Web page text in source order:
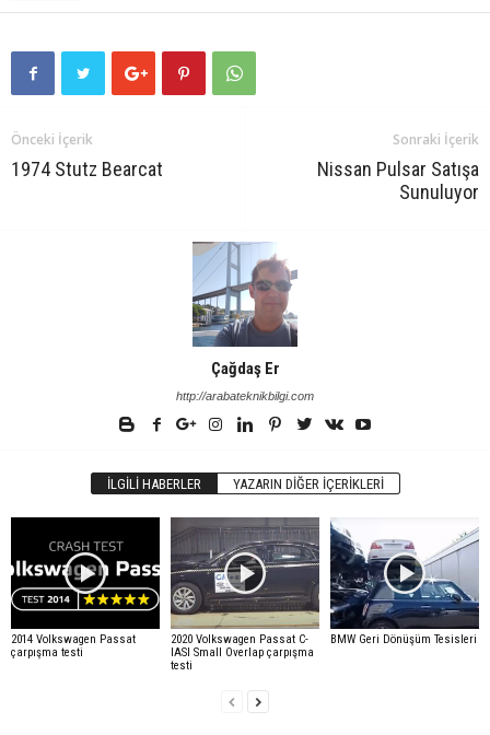
Önceki İçerik
1974 Stutz Bearcat
Sonraki İçerik
Nissan Pulsar Satışa
Sunuluyor
Çağdaş Er
http://arabateknikbilgi.com
İLGILI HABERLER YAZARIN DIĞER İÇERIKLERI
2014 Volkswagen Passat
çarpışma testi
2020 Volkswagen Passat C-
IASI Small Overlap çarpışma
testi
BMW Geri Dönüşüm Tesisleri